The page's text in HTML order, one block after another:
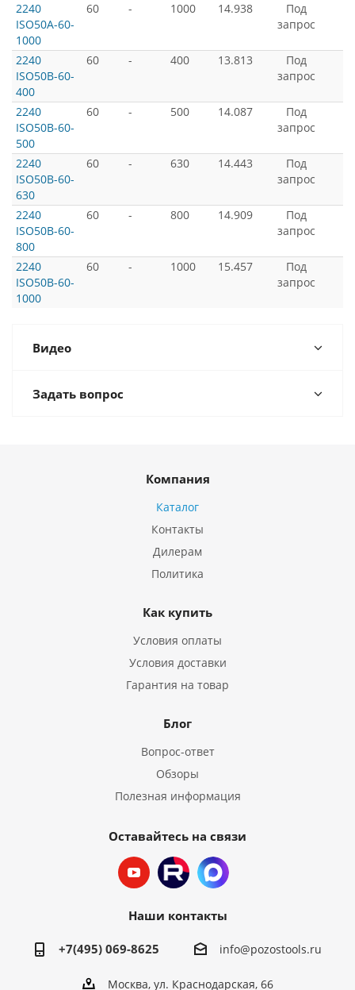
2240
ISO50A-60-
1000
60 - 1000 14.938
Под
запрос
2240
ISO50B-60-
400
60 - 400 13.813
Под
запрос
2240
ISO50B-60-
500
60 - 500 14.087
Под
запрос
2240
ISO50B-60-
630
60 - 630 14.443
Под
запрос
2240
ISO50B-60-
800
60 - 800 14.909
Под
запрос
2240
ISO50B-60-
1000
60 - 1000 15.457
Под
запрос
Видео
Задать вопрос
Компания
Каталог
Контакты
Дилерам
Политика
Как купить
Условия оплаты
Условия доставки
Гарантия на товар
Блог
Вопрос-ответ
Обзоры
Полезная информация
Оставайтесь на связи
Наши контакты
+7(495) 069-8625 info@pozostools.ru
Москва, ул. Краснодарская, 66